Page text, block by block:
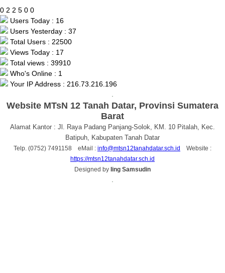
0 2 2 5 0 0
Users Today : 16
Users Yesterday : 37
Total Users : 22500
Views Today : 17
Total views : 39910
Who's Online : 1
Your IP Address : 216.73.216.196
Website MTsN 12 Tanah Datar, Provinsi Sumatera
Barat
Alamat Kantor : Jl. Raya Padang Panjang-Solok, KM. 10 Pitalah, Kec.
Batipuh, Kabupaten Tanah Datar
Telp. (0752) 7491158 eMail : info@mtsn12tanahdatar.sch.id
Website :
https://mtsn12tanahdatar.sch.id
Designed by Iing Samsudin